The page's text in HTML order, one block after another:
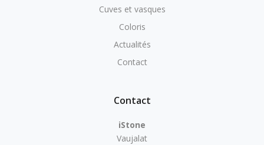
Cuves et vasques
Coloris
Actualités
Contact
Contact
iStone
Vaujalat